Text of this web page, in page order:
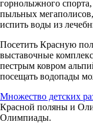
горнолыжного
пыльных
испить воды из
Посетить Красную
выставочные
пестрым ковром
посещать водопады
Множество детских
Красной поляны и
Олимпиады.